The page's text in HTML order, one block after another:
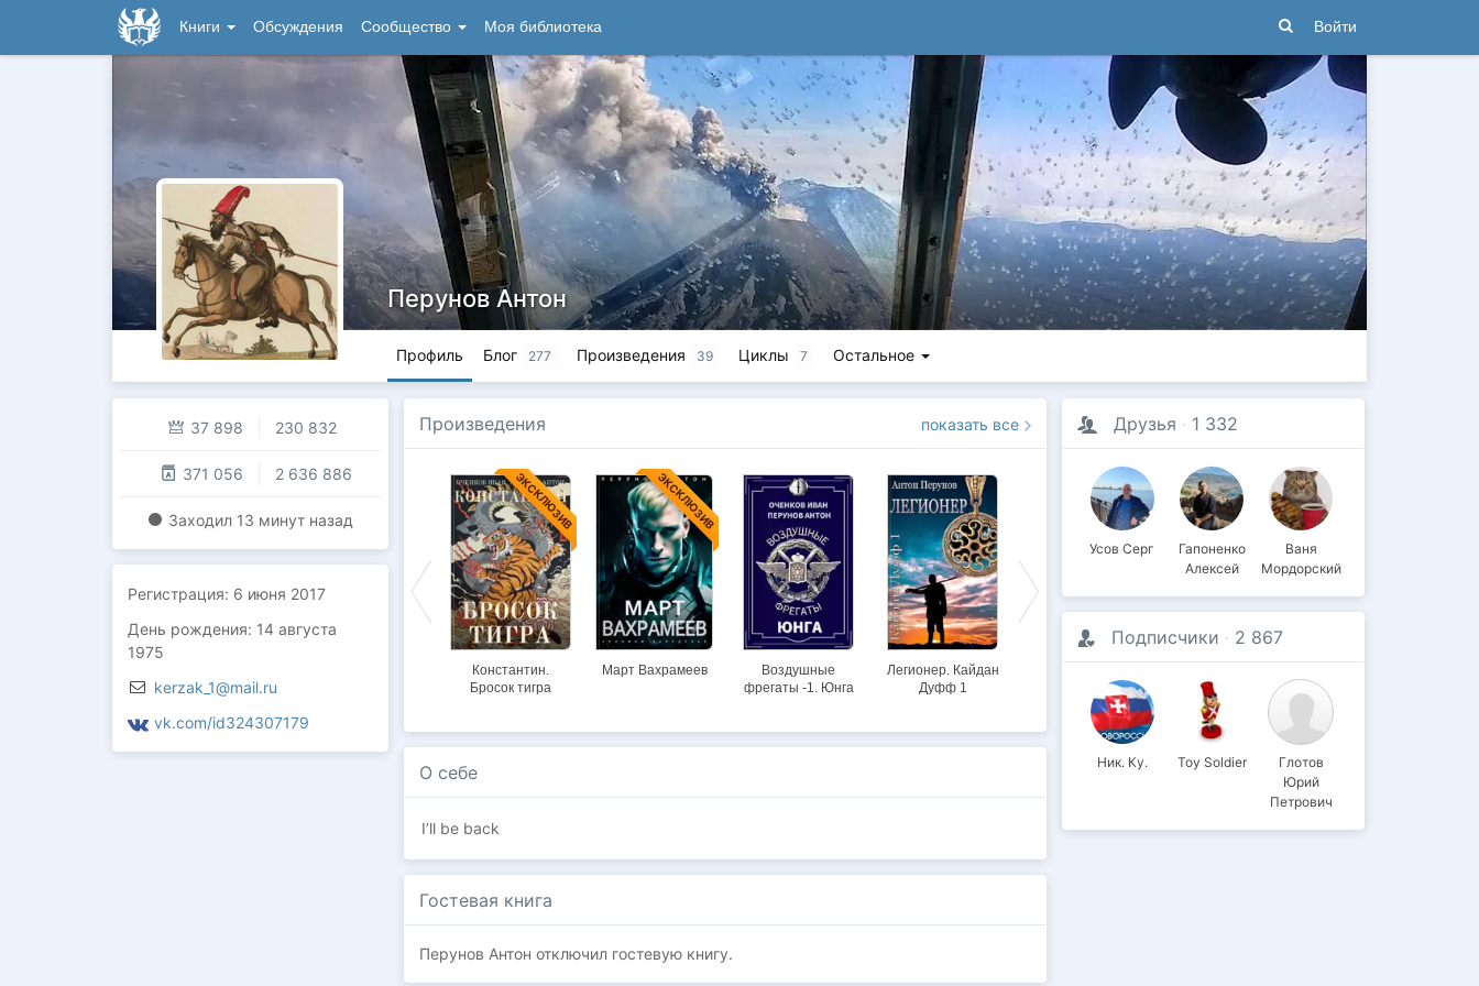
Книги Обсуждения Сообщество Моя библиотека Войти
Перунов Антон
Профиль Блог 277 Произведения 39 Циклы 7 Остальное
37 898 230 832
371 056 2 636 886
Заходил 13 минут назад
Регистрация: 6 июня 2017
День рождения: 14 августа
1975
kerzak_1@mail.ru
vk.com/id324307179
Произведения показать все
ЭКСКЛЮЗИВ ЭКСКЛЮЗИВ
Константин.
Бросок тигра
ЭКСКЛЮЗИВ
Март Вахрамеев
Воздушные
фрегаты -1. Юнга
Легионер. Кайдан
Дуфф 1
ЭКСКЛЮЗИВ
1910. Часть 1
О себе
I’ll be back
Гостевая книга
Перунов Антон отключил гостевую книгу.
Друзья · 1 332
Усов Серг
Гапоненко
Алексей
Ваня
Мордорский
Подписчики · 2 867
Ник. Ку. Toy Soldier
Глотов
Юрий
Петрович